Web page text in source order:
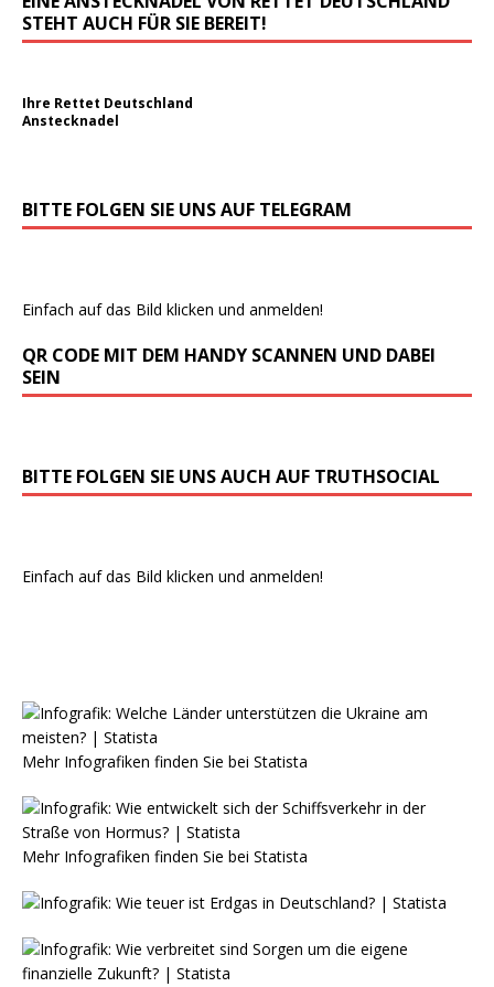
STEHT AUCH FÜR SIE BEREIT!
Ihre Rettet Deutschland
Anstecknadel
BITTE FOLGEN SIE UNS AUF TELEGRAM
Einfach auf das Bild klicken und anmelden!
QR CODE MIT DEM HANDY SCANNEN UND DABEI
SEIN
BITTE FOLGEN SIE UNS AUCH AUF TRUTHSOCIAL
Einfach auf das Bild klicken und anmelden!
Mehr Infografiken finden Sie bei Statista
Mehr Infografiken finden Sie bei Statista